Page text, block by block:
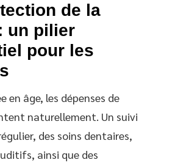
de la
un pilier
pour les
en âge, les dépenses de
naturellement. Un suivi
des soins dentaires,
ainsi que des